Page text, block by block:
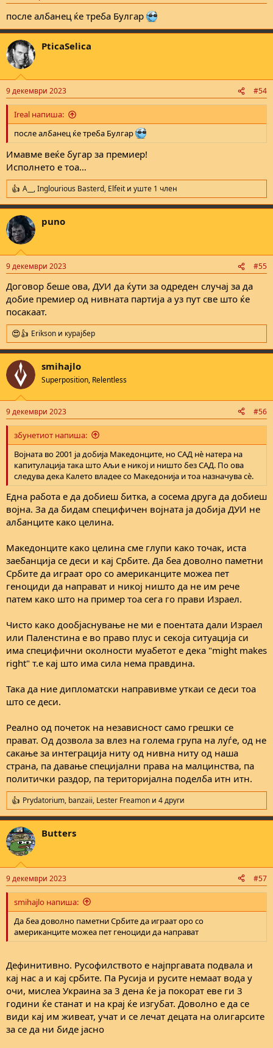
после албанец ќе треба Булгар
PticaSelica
9 декември 2023 #54
Ireal напиша:
после албанец ќе треба Булгар
Имавме веќе бугар за премиер!
Исполнето е тоа…
R
e
a
c
t
i
s
A__ ,Inglourious Basterd, Elfeit и уште 1 член
puno
9 декември 2023 #55
Договор беше ова, ДУИ да ќути за одреден случај за да
добие премиер од нивната партија а уз пут све што ќе
посакаат.
R
e
a
c
i
s
:
Erikson и курајбер
smihajlo
Superposition, Relentless
9 декември 2023 #56
збунетиот напиша:
Војната во 2001 ја добија Македонците, но САД нè натера на
капитулација така што Аљи e никој и ништо без САД. По ова
следува дека Калето владее со Македонија и тоа назначува сè.
Една работа е да добиеш битка, а сосема друга да добиеш
војна. За да бидам специфичен војната ја добија ДУИ не
албанците како целина.
Македонците како целина сме глупи како точак, иста
заебанција се деси и кај Србите. Да беа доволно паметни
Србите да играат оро со американците можеа пет
геноциди да направат и никој ништо да не им рече
патем како што на пример тоа сега го прави Израел.
Чисто како дообјаснување не ми е поентата дали Израел
или Паленстина е во право плус и секоја ситуација си
има специфични околности муабетот е дека "might makes
right" т.е кај што има сила нема правдина.
Така да ние дипломатски направивме уткаи се деси тоа
што се деси.
Реално од почеток на независност само грешки се
прават. Од дозвола за влез на голема група на луѓе, од не
сакање за интеграција ниту од нивна ниту од наша
страна, па давање специјални права на малцинства, па
политички раздор, па територијална поделба итн итн.
R
e
a
c
t
i
s
:
Prydatorium, banzaii, Lester Freamon и 4 други
Butters
9 декември 2023 #57
smihajlo напиша:
Да беа доволно паметни Србите да играат оро со
американците можеа пет геноциди да направат
Дефинитивно. Русофилството е најпргавата подвала и
кај нас а и кај србите. Па Русија и русите немаат вода у
очи, мислеа Украина за 3 дена ќе ја покорат еве ги 3
години ќе станат и на крај ќе изгубат. Доволно е да се
види кај им живеат, учат и се лечат децата на олигарсите
за се да ни биде јасно